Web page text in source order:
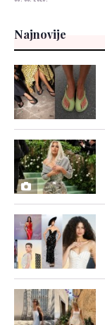
Najnovije